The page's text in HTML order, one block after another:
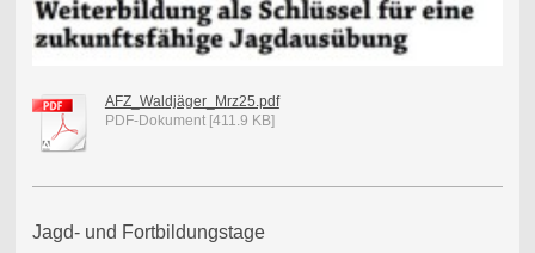
AFZ_Waldjäger_Mrz25.pdf
PDF-Dokument [411.9 KB]
Jagd- und Fortbildungstage